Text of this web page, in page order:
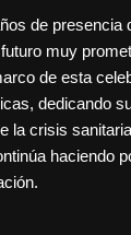
de presencia
muy
de esta
dedicando
la crisis
haciendo